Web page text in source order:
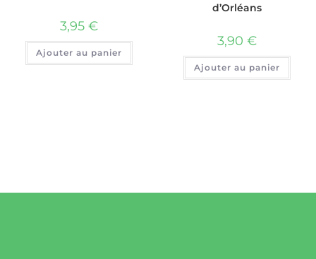
3,95 €
Ajouter au panier
d’Orléans
3,90 €
Ajouter au panier